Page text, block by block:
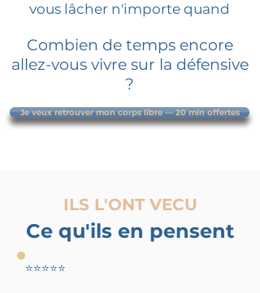
vous lâcher n'importe quand
Combien de temps encore
allez-vous vivre sur la défensive
?
Je veux retrouver mon corps libre — 20 min offertes
ILS L'ONT VECU
Ce qu'ils en pensent
⭐⭐⭐⭐⭐